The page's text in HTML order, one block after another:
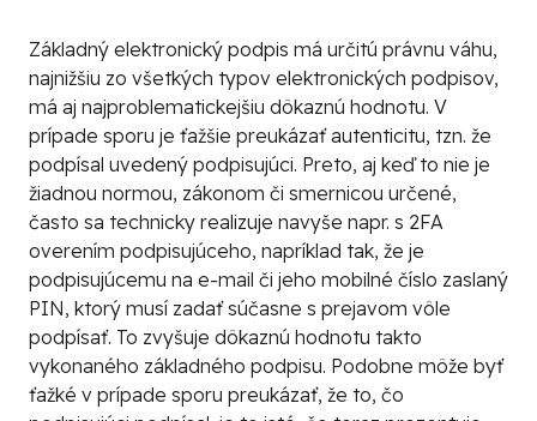
Základný elektronický podpis má určitú právnu váhu,
najnižšiu zo všetkých typov elektronických podpisov,
má aj najproblematickejšiu dôkaznú hodnotu. V
prípade sporu je ťažšie preukázať autenticitu, tzn. že
podpísal uvedený podpisujúci. Preto, aj keď to nie je
žiadnou normou, zákonom či smernicou určené,
často sa technicky realizuje navyše napr. s 2FA
overením podpisujúceho, napríklad tak, že je
podpisujúcemu na e-mail či jeho mobilné číslo zaslaný
PIN, ktorý musí zadať súčasne s prejavom vôle
podpísať. To zvyšuje dôkaznú hodnotu takto
vykonaného základného podpisu. Podobne môže byť
ťažké v prípade sporu preukázať, že to, čo